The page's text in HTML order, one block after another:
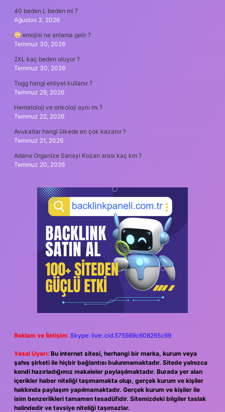
40 beden L beden mi ?
Ağustos 3, 2026
emojisi ne anlama gelir ?
Temmuz 30, 2026
2XL kaç beden oluyor ?
Temmuz 30, 2026
Togg hangi ehliyet kullanır ?
Temmuz 29, 2026
Hematoloji ve onkoloji aynı mı ?
Temmuz 22, 2026
Avukatlar hangi ülkede en çok kazanır ?
Temmuz 21, 2026
Adana Organize Sanayi Kozan arası kaç km ?
Temmuz 20, 2026
Reklam ve İletişim: Skype: live:.cid.575569c608265c69
Yasal Uyarı: Bu internet sitesi, herhangi bir marka, kurum veya
şahıs şirketi ile hiçbir bağlantısı bulunmamaktadır. Sitede yalnızca
kendi hazırladığımız makaleler paylaşılmaktadır. Burada yer alan
içerikler haber niteliği taşımamakta olup, gerçek kurum ve kişiler
hakkında paylaşım yapılmamaktadır. Gerçek kurum ve kişiler ile
isim benzerlikleri tamamen tesadüfidir. Sitemizdeki bilgiler taslak
halindedir ve tavsiye niteliği taşımazlar.